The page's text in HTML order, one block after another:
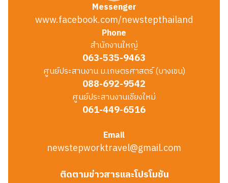
Messenger
www.facebook.com/newstepthailand
Phone
สำนักงานใหญ่
063-535-9463
ศูนย์ประสานงาน ม.เกษตรศาสตร์ (บางเขน)
088-692-9542
ศูนย์ประสานงานเชียงใหม่
061-449-6516
Email
newstepworktravel@gmail.com
ติดตามข่าวสารและโปรโมชัน